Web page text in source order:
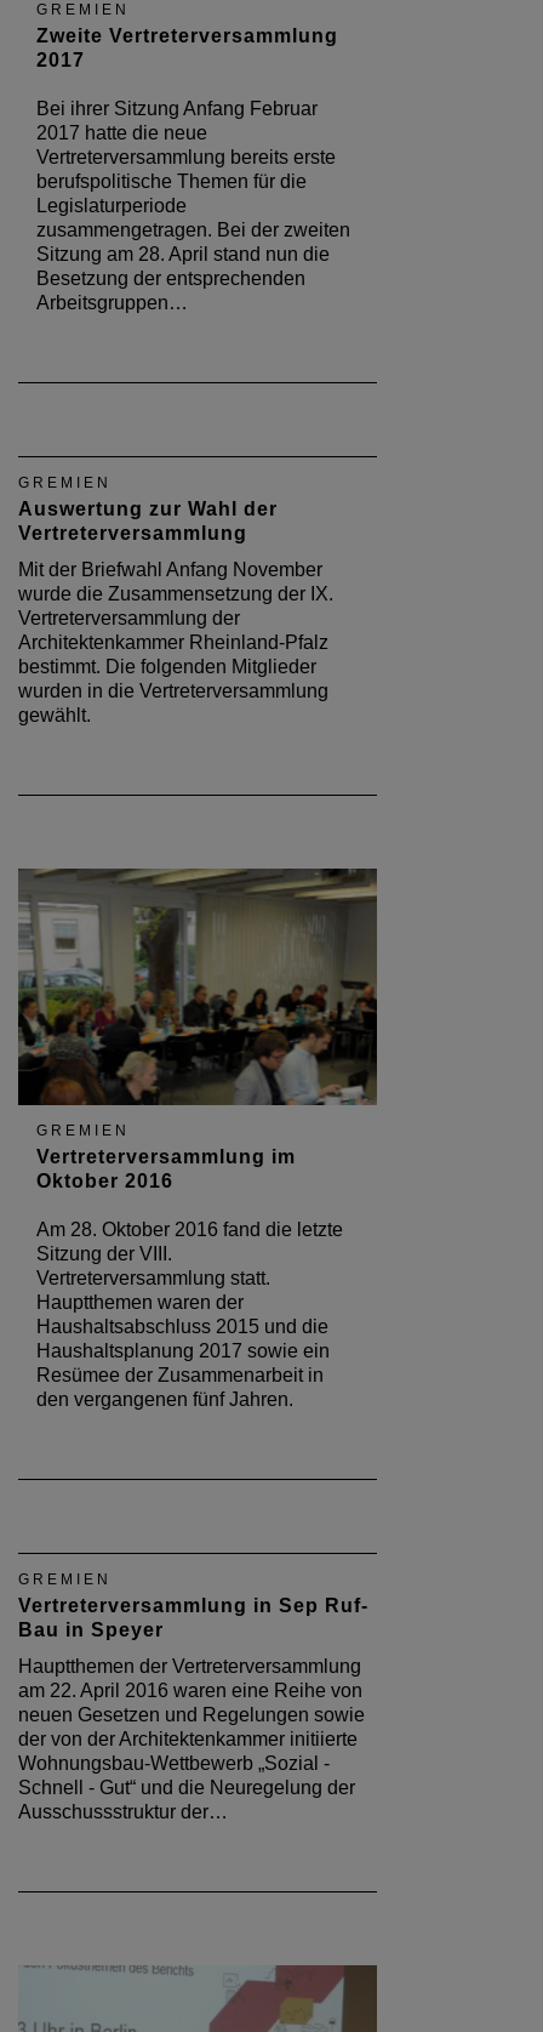
GREMIEN
Zweite Vertreterversammlung
2017
Bei ihrer Sitzung Anfang Februar
2017 hatte die neue
Vertreterversammlung bereits erste
berufspolitische Themen für die
Legislaturperiode
zusammengetragen. Bei der zweiten
Sitzung am 28. April stand nun die
Besetzung der entsprechenden
Arbeitsgruppen…
GREMIEN
Auswertung zur Wahl der
Vertreterversammlung
Mit der Briefwahl Anfang November
wurde die Zusammensetzung der IX.
Vertreterversammlung der
Architektenkammer Rheinland-Pfalz
bestimmt. Die folgenden Mitglieder
wurden in die Vertreterversammlung
gewählt.
GREMIEN
Vertreterversammlung im
Oktober 2016
Am 28. Oktober 2016 fand die letzte
Sitzung der VIII.
Vertreterversammlung statt.
Hauptthemen waren der
Haushaltsabschluss 2015 und die
Haushaltsplanung 2017 sowie ein
Resümee der Zusammenarbeit in
den vergangenen fünf Jahren.
GREMIEN
Vertreterversammlung in Sep Ruf-
Bau in Speyer
Hauptthemen der Vertreterversammlung
am 22. April 2016 waren eine Reihe von
neuen Gesetzen und Regelungen sowie
der von der Architektenkammer initiierte
Wohnungsbau-Wettbewerb „Sozial -
Schnell - Gut“ und die Neuregelung der
Ausschussstruktur der…